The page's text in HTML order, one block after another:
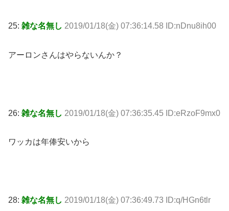
25: 雑な名無し 2019/01/18(金) 07:36:14.58 ID:nDnu8ih00
アーロンさんはやらないんか？
26: 雑な名無し 2019/01/18(金) 07:36:35.45 ID:eRzoF9mx0
ワッカは年俸安いから
28: 雑な名無し 2019/01/18(金) 07:36:49.73 ID:q/HGn6tlr